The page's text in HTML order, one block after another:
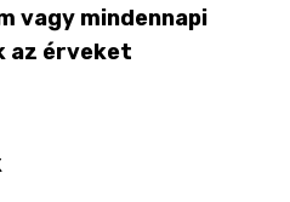
vagy mindennapi
az érveket